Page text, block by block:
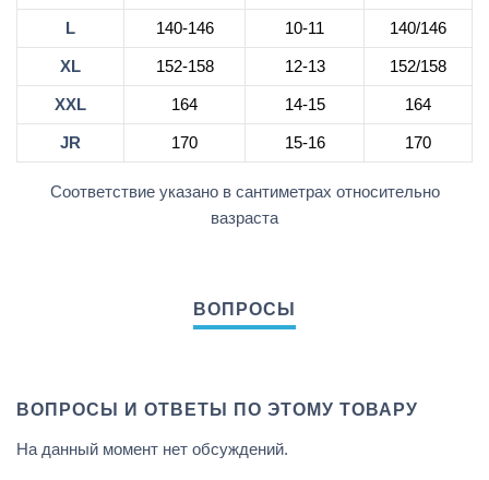
L 140-146 10-11 140/146
XL 152-158 12-13 152/158
XXL 164 14-15 164
JR 170 15-16 170
Соответствие указано в сантиметрах относительно
вазраста
ВОПРОСЫ И ОТВЕТЫ ПО ЭТОМУ ТОВАРУ
На данный момент нет обсуждений.